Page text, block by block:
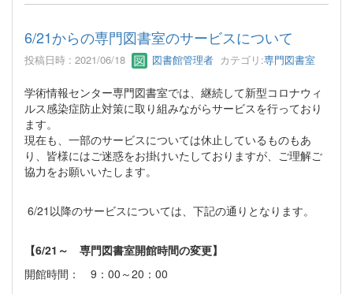
6/21からの専門図書室のサービスについて
投稿日時 : 2021/06/18 図書館管理者 カテゴリ:専門図書室
学術情報センター専門図書室では、継続して新型コロナウィ
ルス感染症防止対策に取り組みながらサービスを行っており
ます。
現在も、一部のサービスについては休止しているものもあ
り、皆様にはご迷惑をお掛けいたしておりますが、ご理解ご
協力をお願いいたします。
6/21以降のサービスについては、下記の通りとなります。
【6/21～ 専門図書室開館時間の変更】
開館時間： 9：00～20：00